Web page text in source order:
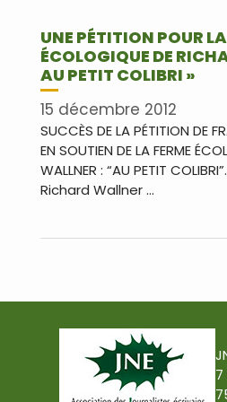
UNE PÉTITION POUR
ÉCOLOGIQUE DE
AU PETIT COLIBRI »
15 décembre 2012
SUCCÈS DE LA PÉTITION DE
EN SOUTIEN DE LA FERME
WALLNER : “AU PETIT
Richard Wallner …